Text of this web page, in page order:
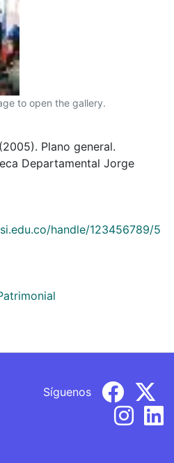
to open the gallery.
Plano general.
Departamental Jorge
handle/123456789/5
Síguenos